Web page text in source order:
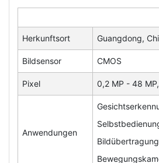
Herkunftsort Guangdong,
Bildsensor CMOS
Pixel 0,2 MP - 48
Anwendungen